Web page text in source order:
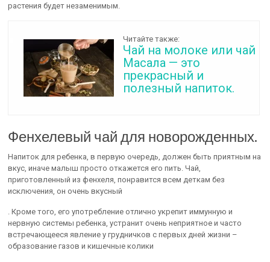
растения будет незаменимым.
Читайте также:
Чай на молоке или чай
Масала — это
прекрасный и
полезный напиток.
Фенхелевый чай для новорожденных.
Напиток для ребенка, в первую очередь, должен быть приятным на
вкус, иначе малыш просто откажется его пить. Чай,
приготовленный из фенхеля, понравится всем деткам без
исключения, он очень вкусный
. Кроме того, его употребление отлично укрепит иммунную и
нервную системы ребенка, устранит очень неприятное и часто
встречающееся явление у грудничков с первых дней жизни –
образование газов и кишечные колики